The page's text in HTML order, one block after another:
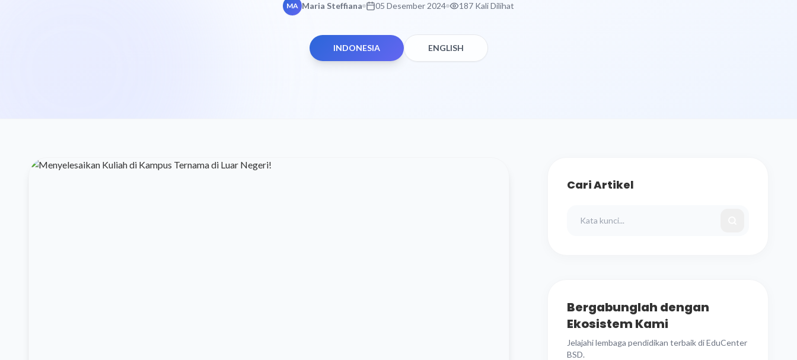
MA Maria Steffiana 05 Desember 2024 187 Kali Dilihat
INDONESIA ENGLISH
Cari Artikel
Bergabunglah dengan
Ekosistem Kami
Jelajahi lembaga pendidikan terbaik di EduCenter
BSD.